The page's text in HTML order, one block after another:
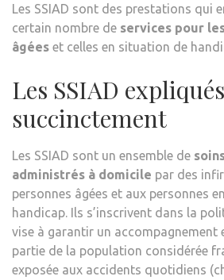
Les SSIAD sont des prestations qui
certain nombre de services pour
âgées et celles en situation de
Les SSIAD expliqués
succinctement
Les SSIAD sont un ensemble de
administrés à domicile par des
personnes âgées et aux personnes
handicap. Ils s’inscrivent dans la
vise à garantir un accompagnement
partie de la population considérée
exposée aux accidents quotidiens